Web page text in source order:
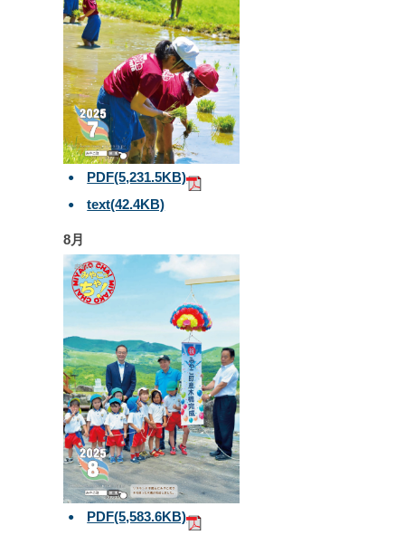
PDF(5,231.5KB)
text(42.4KB)
8月
PDF(5,583.6KB)